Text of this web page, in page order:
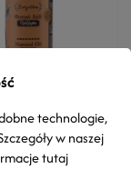
Jojoba
pielęgnacja
technologie,
w naszej
tutaj